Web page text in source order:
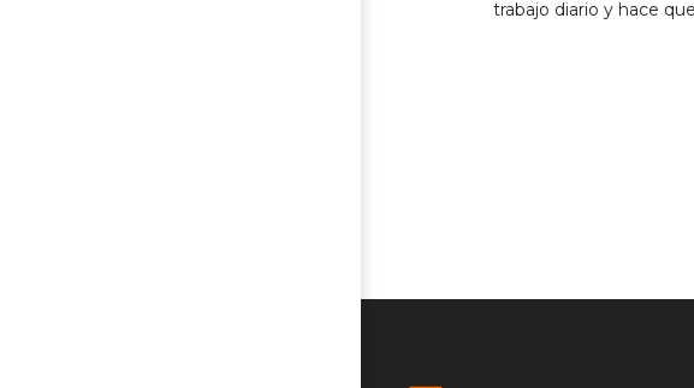
trabajo diario y hace